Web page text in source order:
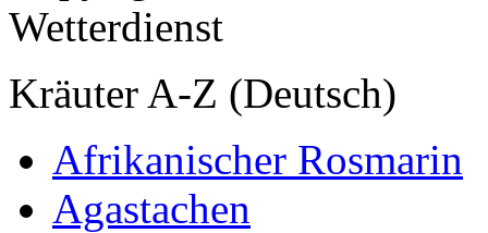
Kräuter A-Z (Deutsch)
Afrikanischer Rosmarin
Agastachen